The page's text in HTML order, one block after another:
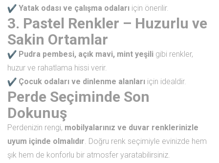
Yatak odası ve çalışma odaları için önerilir.
3. Pastel Renkler – Huzurlu ve
Sakin Ortamlar
Pudra pembesi, açık mavi, mint yeşili gibi renkler,
huzur ve rahatlama hissi verir.
Çocuk odaları ve dinlenme alanları için idealdir.
Perde Seçiminde Son
Dokunuş
Perdenizin rengi, mobilyalarınız ve duvar renklerinizle
uyum içinde olmalıdır. Doğru renk seçimiyle evinizde hem
şık hem de konforlu bir atmosfer yaratabilirsiniz.